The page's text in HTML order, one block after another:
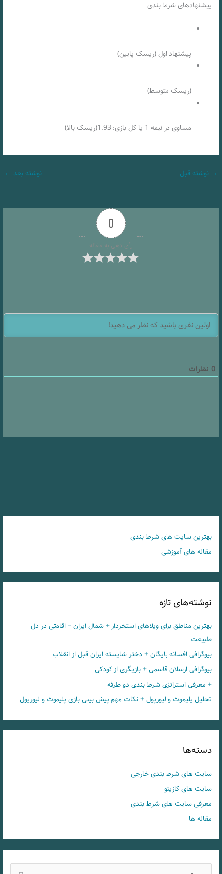
پیشنهادهای شرط بندی
پیشنهاد اول (ریسک پایین)
(ریسک متوسط)
مساوی در نیمه 1 یا کل بازی: 1.93(ریسک بالا)
→ نوشته قبل نوشته بعد ←
0
رأی دهی به مقاله
0 نظرات
بهترین سایت های شرط بندی
مقاله های آموزشی
نوشته‌های تازه
بهترین مناطق برای ویلاهای استخردار + شمال ایران – اقامتی در دل
طبیعت
بیوگرافی افسانه بایگان + دختر شایسته ایران قبل از انقلاب
بیوگرافی ارسلان قاسمی + بازیگری از کودکی
+ معرفی استراتژی شرط بندی دو طرفه
تحلیل پلیموث و لیورپول + نکات مهم پیش بینی بازی پلیموث و لیورپول
دسته‌ها
سایت های شرط بندی خارجی
سایت های کازینو
معرفی سایت های شرط بندی
مقاله ها